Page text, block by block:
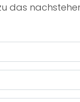
das